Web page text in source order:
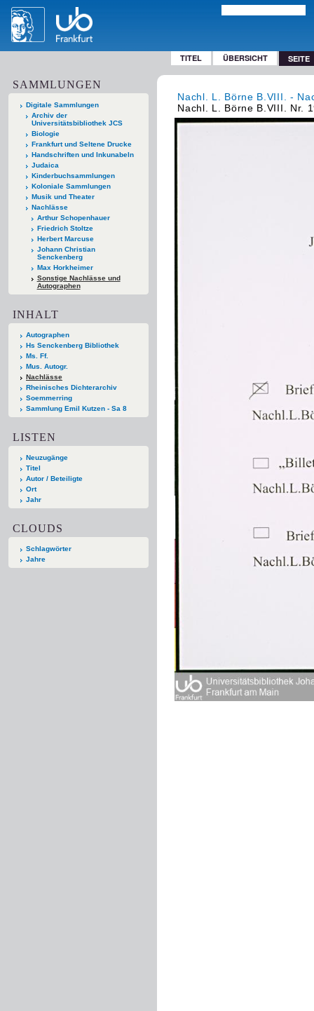
TITEL ÜBERSICHT SEITE
SAMMLUNGEN
Digitale Sammlungen
Archiv der
Universitätsbibliothek JCS
Biologie
Frankfurt und Seltene Drucke
Handschriften und Inkunabeln
Judaica
Kinderbuchsammlungen
Koloniale Sammlungen
Musik und Theater
Nachlässe
Arthur Schopenhauer
Friedrich Stoltze
Herbert Marcuse
Johann Christian
Senckenberg
Max Horkheimer
Sonstige Nachlässe und
Autographen
INHALT
Autographen
Hs Senckenberg Bibliothek
Ms. Ff.
Mus. Autogr.
Nachlässe
Rheinisches Dichterarchiv
Soemmerring
Sammlung Emil Kutzen - Sa 8
LISTEN
Neuzugänge
Titel
Autor / Beteiligte
Ort
Jahr
CLOUDS
Schlagwörter
Jahre
Nachl. L. Börne B.VIII. -
Nachl. L. Börne B.VIII. Nr.